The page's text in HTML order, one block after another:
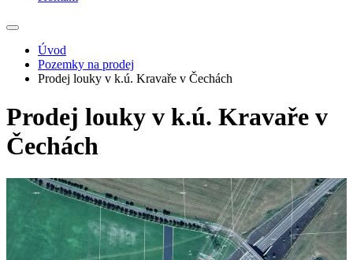
Úvod
Pozemky na prodej
Prodej louky v k.ú. Kravaře v Čechách
Prodej louky v k.ú. Kravaře v
Čechách